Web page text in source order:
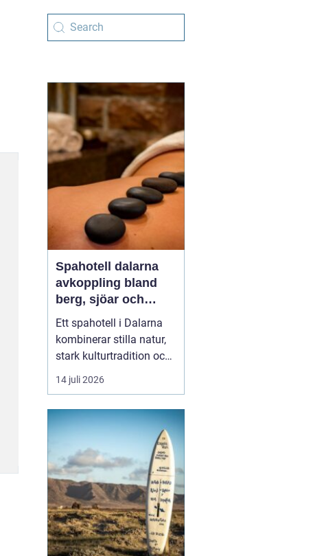
Spahotell dalarna
avkoppling bland
berg, sjöar och
historia
Ett spahotell i Dalarna
kombinerar stilla natur,
stark kulturtradition och
omtänksam service.
Många som reser hit
varmt bad. De vill andas
ut, sova gott, äta
vällagad mat och
samtidigt känna en
tydlig känsla av plats
doften av ...
14 juli 2026